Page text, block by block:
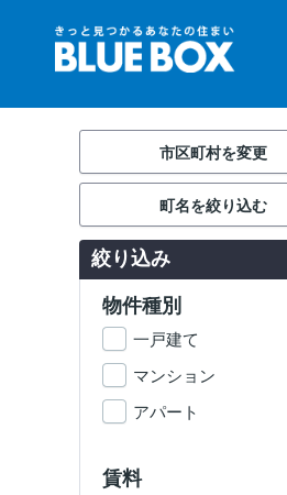
市区町村を変更
町名を絞り込む
絞り込み
物件種別
一戸建て
マンション
アパート
賃料